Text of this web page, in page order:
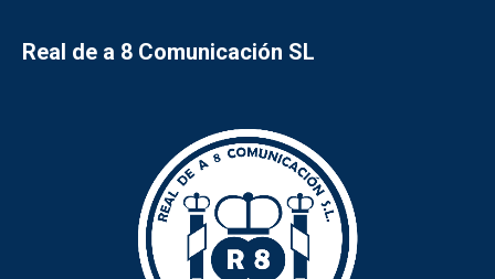
Real de a 8 Comunicación SL